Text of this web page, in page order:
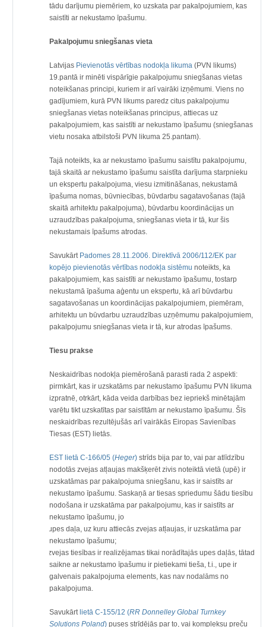
tādu darījumu piemēriem, ko uzskata par pakalpojumiem, kas
saistīti ar nekustamo īpašumu.
Pakalpojumu sniegšanas vieta
Latvijas Pievienotās vērtības nodokļa likuma (PVN likums)
19.pantā ir minēti vispārīgie pakalpojumu sniegšanas vietas
noteikšanas principi, kuriem ir arī vairāki izņēmumi. Viens no
gadījumiem, kurā PVN likums paredz citus pakalpojumu
sniegšanas vietas noteikšanas principus, attiecas uz
pakalpojumiem, kas saistīti ar nekustamo īpašumu (sniegšanas
vietu nosaka atbilstoši PVN likuma 25.pantam).
Tajā noteikts, ka ar nekustamo īpašumu saistītu pakalpojumu,
tajā skaitā ar nekustamo īpašumu saistīta darījuma starpnieku
un ekspertu pakalpojuma, viesu izmitināšanas, nekustamā
īpašuma nomas, būvniecības, būvdarbu sagatavošanas (tajā
skaitā arhitektu pakalpojuma), būvdarbu koordinācijas un
uzraudzības pakalpojuma, sniegšanas vieta ir tā, kur šis
nekustamais īpašums atrodas.
Savukārt Padomes 28.11.2006. Direktīvā 2006/112/EK par
kopējo pievienotās vērtības nodokļa sistēmu noteikts, ka
pakalpojumiem, kas saistīti ar nekustamo īpašumu, tostarp
nekustamā īpašuma aģentu un ekspertu, kā arī būvdarbu
sagatavošanas un koordinācijas pakalpojumiem, piemēram,
arhitektu un būvdarbu uzraudzības uzņēmumu pakalpojumiem,
pakalpojumu sniegšanas vieta ir tā, kur atrodas īpašums.
Tiesu prakse
Neskaidrības nodokļa piemērošanā parasti rada 2 aspekti:
pirmkārt, kas ir uzskatāms par nekustamo īpašumu PVN likuma
izpratnē, otrkārt, kāda veida darbības bez iepriekš minētajām
varētu tikt uzskatītas par saistītām ar nekustamo īpašumu. Šīs
neskaidrības rezultējušās arī vairākās Eiropas Savienības
Tiesas (EST) lietās.
EST lietā C-166/05 (Heger)strīds bija par to, vai par atlīdzību
nodotās zvejas atļaujas makšķerēt zivis noteiktā vietā (upē) ir
uzskatāmas par pakalpojuma sniegšanu, kas ir saistīts ar
nekustamo īpašumu. Saskaņā ar tiesas spriedumu šādu tiesību
nodošana ir uzskatāma par pakalpojumu, kas ir saistīts ar
nekustamo īpašumu, jo
upes daļa, uz kuru attiecās zvejas atļaujas, ir uzskatāma par
nekustamo īpašumu;
zvejas tiesības ir realizējamas tikai norādītajās upes daļās, tātad
saikne ar nekustamo īpašumu ir pietiekami tieša, t.i., upe ir
galvenais pakalpojuma elements, kas nav nodalāms no
pakalpojuma.
Savukārt lietā C-155/12 (RR Donnelley Global Turnkey
Solutions Poland)puses strīdējās par to, vai kompleksu preču